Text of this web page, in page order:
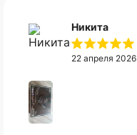
Никита
22 апреля 2026